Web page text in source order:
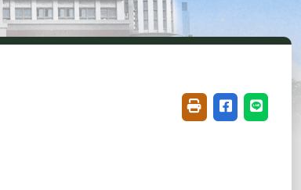
友善列印(開新視窗)
分享至臉書(
分享至